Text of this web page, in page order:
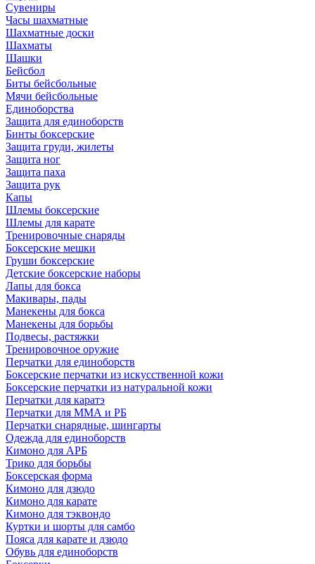
Сувениры
Часы шахматные
Шахматные доски
Шахматы
Шашки
Бейсбол
Биты бейсбольные
Мячи бейсбольные
Единоборства
Защита для единоборств
Бинты боксерские
Защита груди, жилеты
Защита ног
Защита паха
Защита рук
Капы
Шлемы боксерские
Шлемы для карате
Тренировочные снаряды
Боксерские мешки
Груши боксерские
Детские боксерские наборы
Лапы для бокса
Макивары, пады
Манекены для бокса
Манекены для борьбы
Подвесы, растяжки
Тренировочное оружие
Перчатки для единоборств
Боксерские перчатки из искусственной кожи
Боксерские перчатки из натуральной кожи
Перчатки для каратэ
Перчатки для ММА и РБ
Перчатки снарядные, шингарты
Одежда для единоборств
Кимоно для АРБ
Трико для борьбы
Боксерская форма
Кимоно для дзюдо
Кимоно для карате
Кимоно для тэквондо
Куртки и шорты для самбо
Пояса для карате и дзюдо
Обувь для единоборств